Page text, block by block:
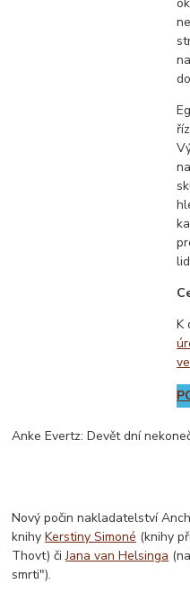
K
Anke Evertz: Devět dní
Nový počin nakladatelství
knihyKerstiny Simoné (knihy
Thovt) čiJana van Helsinga
smrti").